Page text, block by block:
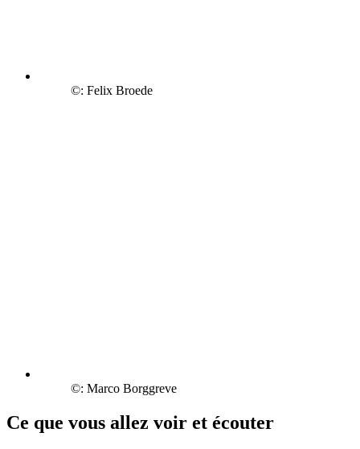
©: Felix Broede
©: Marco Borggreve
Ce que vous allez voir et écouter